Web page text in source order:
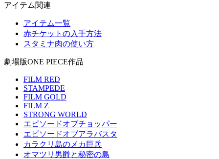
アイテム関連
アイテム一覧
赤チケットの入手方法
スタミナ肉の使い方
劇場版ONE PIECE作品
FILM RED
STAMPEDE
FILM GOLD
FILM Z
STRONG WORLD
エピソードオブチョッパー
エピソードオブアラバスタ
カラクリ島のメカ巨兵
オマツリ男爵と秘密の島